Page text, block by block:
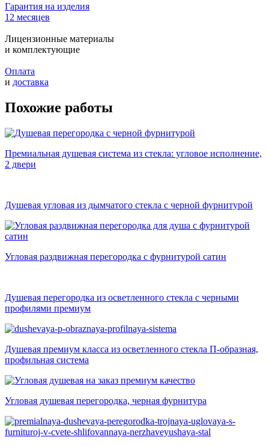
Гарантия на изделия
12 месяцев
Лицензионные материалы
и комплектующие
Оплата
и доставка
Похожие работы
Премиальная душевая система из стекла: угловое исполнение,
2 двери
Душевая угловая из дымчатого стекла с черной фурнитурой
Угловая раздвижная перегородка с фурнитурой сатин
Душевая перегородка из осветленного стекла с черными
профилями премиум
Душевая премиум класса из осветленного стекла П-образная,
профильная система
Угловая душевая перегородка, черная фурнитура